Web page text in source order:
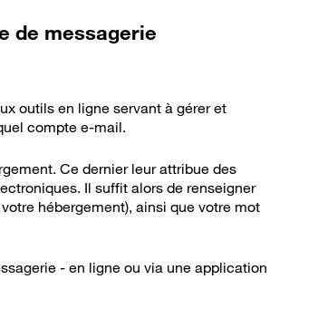
de messagerie
outils en ligne servant à gérer et
compte e-mail.
Ce dernier leur attribue des
Il suffit alors de renseigner
hébergement), ainsi que votre mot
- en ligne ou via une application